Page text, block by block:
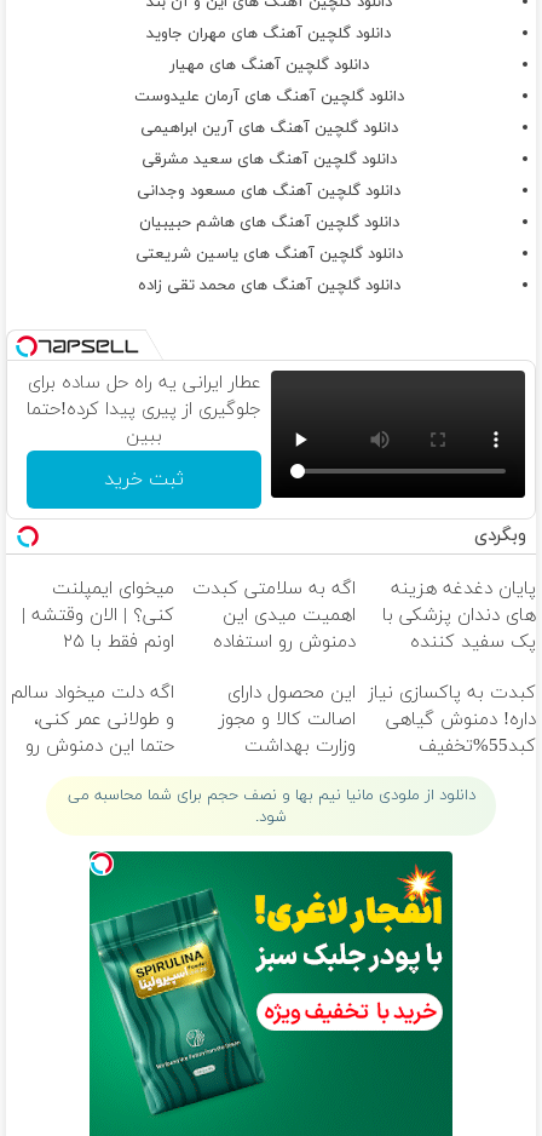
دانلود گلچین آهنگ های مهران جاوید
دانلود گلچین آهنگ های مهیار
دانلود گلچین آهنگ های آرمان علیدوست
دانلود گلچین آهنگ های آرین ابراهیمی
دانلود گلچین آهنگ های سعید مشرقی
دانلود گلچین آهنگ های مسعود وجدانی
دانلود گلچین آهنگ های هاشم حبیبیان
دانلود گلچین آهنگ های یاسین شریعتى
دانلود گلچین آهنگ های محمد تقی زاده
عطار ایرانی یه راه حل ساده برای
جلوگیری از پیری پیدا کرده!حتما
ببین
ثبت خرید
وبگردی
پایان دغدغه هزینه
های دندان پزشکی با
پک سفید کننده
اگه به سلامتی کبدت
اهمیت میدی این
دمنوش رو استفاده
میخوای ایمپلنت
کنی؟ | الان وقتشه |
اونم فقط با ۲۵
کبدت به پاکسازی نیاز
داره! دمنوش گیاهی
کبد55%تخفیف
این محصول دارای
اصالت کالا و مجوز
وزارت بهداشت
است(55%تخفیف)
اگه دلت میخواد سالم
و طولانی عمر کنی،
حتما این دمنوش رو
بخر!
دانلود از ملودی مانیا نیم بها و نصف حجم برای شما محاسبه می
شود.